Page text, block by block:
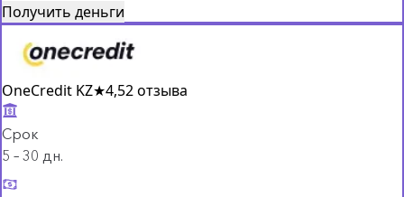
Получить деньги
OneCredit KZ★4,52 отзыва
Срок
5 – 30 дн.